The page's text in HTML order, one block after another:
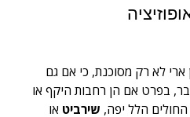
לא רק מסוכנת, כי אם גם
בפרט אם הן רחבות היקף או
הלל יפה, שירביט או